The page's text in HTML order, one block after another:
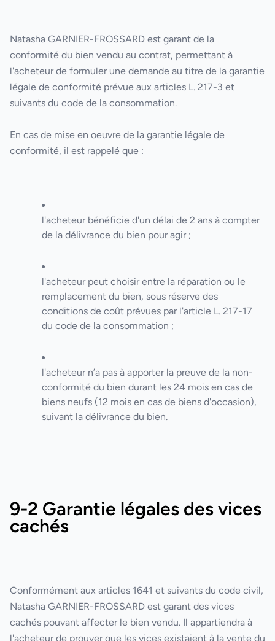
Natasha GARNIER-FROSSARD est garant de la
conformité du bien vendu au contrat, permettant à
l'acheteur de formuler une demande au titre de la garantie
légale de conformité prévue aux articles L. 217-3 et
suivants du code de la consommation.
En cas de mise en oeuvre de la garantie légale de
conformité, il est rappelé que :
l'acheteur bénéficie d'un délai de 2 ans à compter
de la délivrance du bien pour agir ;
l'acheteur peut choisir entre la réparation ou le
remplacement du bien, sous réserve des
conditions de coût prévues par l'article L. 217-17
du code de la consommation ;
l'acheteur n’a pas à apporter la preuve de la non-
conformité du bien durant les 24 mois en cas de
biens neufs (12 mois en cas de biens d'occasion),
suivant la délivrance du bien.
9-2 Garantie légales des vices
cachés
Conformément aux articles 1641 et suivants du code civil,
Natasha GARNIER-FROSSARD est garant des vices
cachés pouvant affecter le bien vendu. Il appartiendra à
l'acheteur de prouver que les vices existaient à la vente du